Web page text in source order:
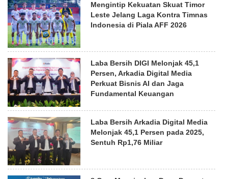
Mengintip Kekuatan Skuat Timor
Leste Jelang Laga Kontra Timnas
Indonesia di Piala AFF 2026
Laba Bersih DIGI Melonjak 45,1
Persen, Arkadia Digital Media
Perkuat Bisnis AI dan Jaga
Fundamental Keuangan
Laba Bersih Arkadia Digital Media
Melonjak 45,1 Persen pada 2025,
Sentuh Rp1,76 Miliar